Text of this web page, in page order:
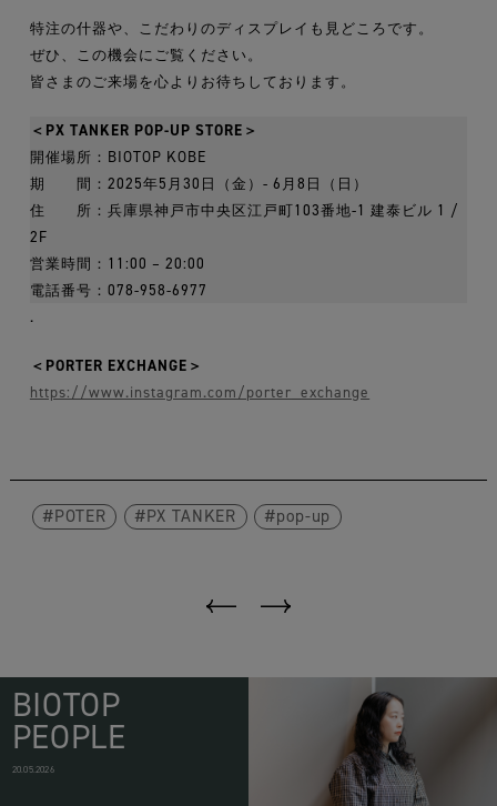
特注の什器や、こだわりのディスプレイも見どころです。
ぜひ、この機会にご覧ください。
皆さまのご来場を心よりお待ちしております。
＜PX TANKER POP-UP STORE＞
開催場所：BIOTOP KOBE
期 間：2025年5月30日（金）- 6月8日（日）
住 所：兵庫県神戸市中央区江戸町103番地-1 建泰ビル 1 /
2F
営業時間：11:00 – 20:00
電話番号：078-958-6977
.
＜PORTER EXCHANGE＞
https://www.instagram.com/porter_exchange
POTER PX TANKER pop-up
BIOTOP
PEOPLE
20.05.2026